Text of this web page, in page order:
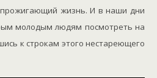
жизнь. И в наши дни
молодым людям посмотреть на
к строкам этого нестареющего